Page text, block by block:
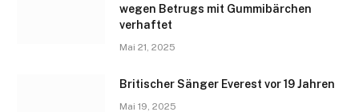
wegen Betrugs mit Gummibärchen
verhaftet
Mai 21, 2025
Britischer Sänger Everest vor 19 Jahren
Mai 19, 2025